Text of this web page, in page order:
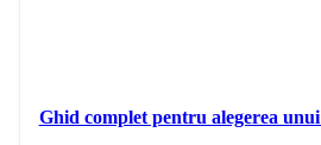
Ghid complet pentru alegerea